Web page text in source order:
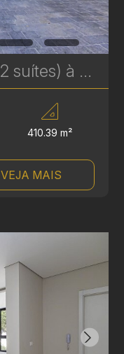
Casa com 5 Quartos (2 suítes) à Venda no Jardim Social em Curitiba – com Piscina e churrasqueira | Ref. 1747
410.39 m²
VEJA MAIS